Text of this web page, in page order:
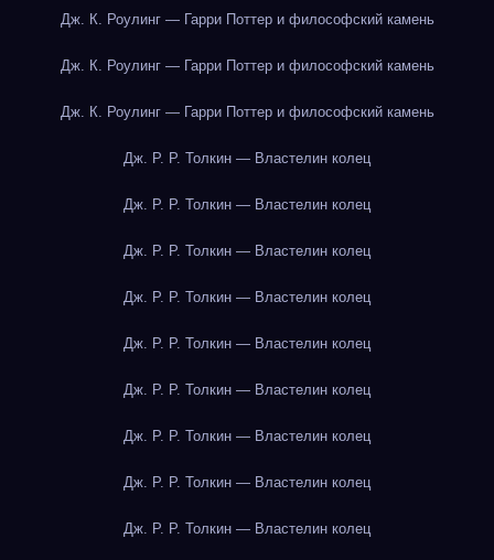
Дж. К. Роулинг — Гарри Поттер и философский камень
Дж. К. Роулинг — Гарри Поттер и философский камень
Дж. К. Роулинг — Гарри Поттер и философский камень
Дж. Р. Р. Толкин — Властелин колец
Дж. Р. Р. Толкин — Властелин колец
Дж. Р. Р. Толкин — Властелин колец
Дж. Р. Р. Толкин — Властелин колец
Дж. Р. Р. Толкин — Властелин колец
Дж. Р. Р. Толкин — Властелин колец
Дж. Р. Р. Толкин — Властелин колец
Дж. Р. Р. Толкин — Властелин колец
Дж. Р. Р. Толкин — Властелин колец